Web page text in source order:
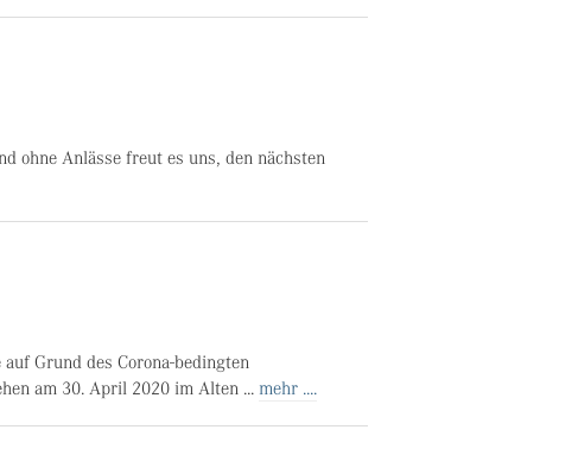
ohne Anlässe freut es uns, den nächsten
Grund des Corona-bedingten
am 30. April 2020 im Alten ... mehr ....